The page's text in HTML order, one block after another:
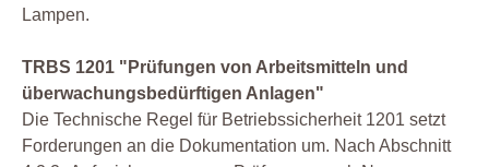
Lampen.
TRBS 1201 "Prüfungen von Arbeitsmitteln und
überwachungsbedürftigen Anlagen"
Die Technische Regel für Betriebssicherheit 1201 setzt
Forderungen an die Dokumentation um. Nach Abschnitt